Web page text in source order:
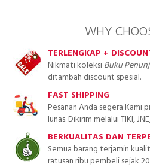
WHY
TERLENGKAP +
Nikmati koleksiBuku
ditambah discount spesial.
FAST SHIPPING
Pesanan Anda segera Kami
lunas. Dikirim melalui TIKI,
BERKUALITAS DAN
Semua barang terjamin
ratusan ribu pembeli sejak